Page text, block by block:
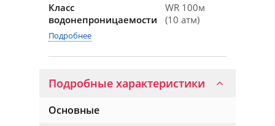
Класс
водонепроницаемости
WR 100м
(10 атм)
Подробнее
Подробные характеристики
Основные